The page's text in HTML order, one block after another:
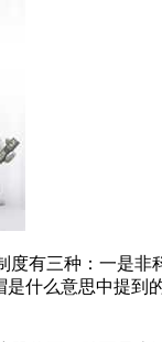
有三种：一是非
什么意思中提到